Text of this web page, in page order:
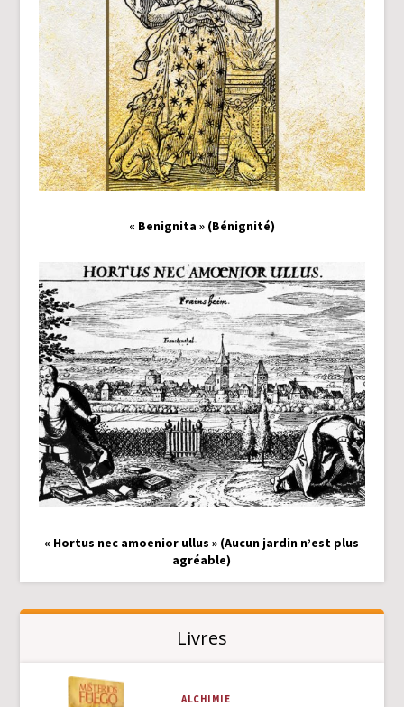
« Benignita » (Bénignité)
« Hortus nec amoenior ullus » (Aucun jardin n’est plus
agréable)
Livres
ALCHIMIE